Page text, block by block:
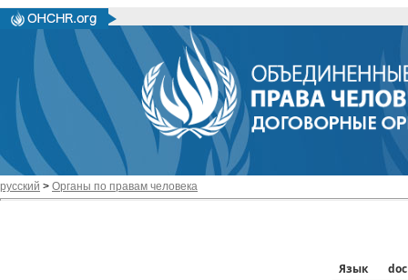
русский > Органы по правам человека
Язык
doc